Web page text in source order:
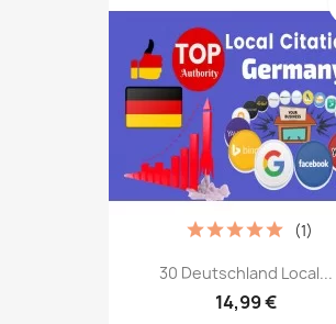
30 Deutschland Local...
14,99 €
(1)